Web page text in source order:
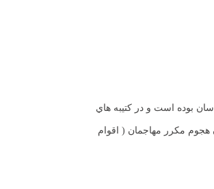
،‌ ضميمه خراسان بوده است و در كتيبه هاي
هجوم مكرر مهاجمان ( اقوام